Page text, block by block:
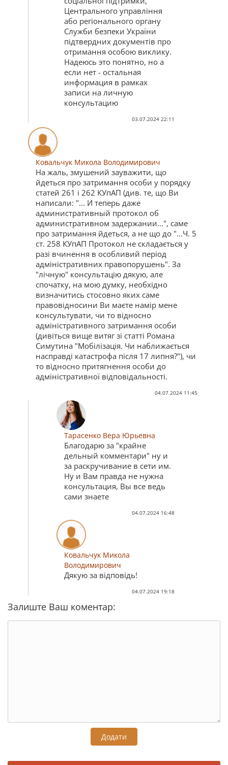
Центрального управління
або регіонального органу
Служби безпеки України
підтвердних документів про
отримання особою виклику.
Надеюсь это понятно, но а
если нет - остальная
информация в рамках
записи на личную
консультацию
03.07.2024 22:11
Ковальчук Микола Володимирович
На жаль, змушений зауважити, що
йдеться про затримання особи у порядку
статей 261 і 262 КУпАП (див. те, що Ви
написали: "... И теперь даже
административный протокол об
административном задержании...", саме
про затримання йдеться, а не що до "...Ч. 5
ст. 258 КУпАП Протокол не складається у
разі вчинення в особливий період
адміністративних правопорушень". За
"лічную" консультацію дякую, але
спочатку, на мою думку, необхідно
визначитись стосовно яких саме
правовідносини Ви маєте намір мене
консультувати, чи то відносно
адміністративного затримання особи
(дивіться вище витяг зі статті Романа
Симутина "Мобілізація. Чи наближається
насправді катастрофа після 17 липня?"), чи
то відносно притягнення особи до
адміністративної відповідальності.
04.07.2024 11:45
Тарасенко Вера Юрьевна
Благодарю за "крайне
дельный комментари" ну и
за раскручивание в сети им.
Ну и Вам правда не нужна
консультация, Вы все ведь
сами знаете
04.07.2024 16:48
Ковальчук Микола
Володимирович
Дякую за відповідь!
04.07.2024 19:18
Залиште Ваш коментар:
Додати